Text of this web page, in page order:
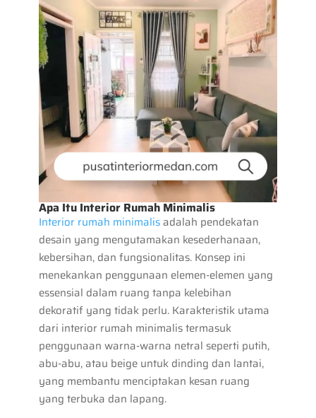
Apa Itu Interior Rumah Minimalis
Interior rumah minimalisadalah pendekatan
desain yang mengutamakan kesederhanaan,
kebersihan, dan fungsionalitas. Konsep ini
menekankan penggunaan elemen-elemen yang
essensial dalam ruang tanpa kelebihan
dekoratif yang tidak perlu. Karakteristik utama
dari interior rumah minimalis termasuk
penggunaan warna-warna netral seperti putih,
abu-abu, atau beige untuk dinding dan lantai,
yang membantu menciptakan kesan ruang
yang terbuka dan lapang.